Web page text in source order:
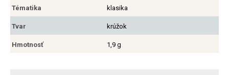
Tématika klasika
Tvar krúžok
Hmotnosť 1,9 g